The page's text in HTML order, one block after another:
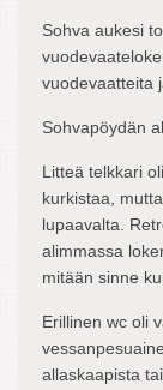
Sohva aukesi
vuodevaatteita
Sohvapöydän
Litteä telkkari
kurkistaa,
lupaavalta.
alimmassa
mitään sinne
Erillinen wc oli
allaskaapista